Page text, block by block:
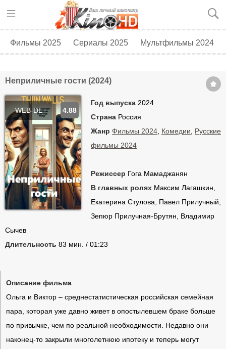
Фильмы 2025 Сериалы 2025 Мультфильмы 2024
Неприличные гости (2024)
WEB-DL
Год выпуска 2024
Страна Россия
Жанр Фильмы 2024 Комедии
Русские
фильмы 2024
Режиссер Гога Мамаджанян
В главных ролях Максим Лагашкин,
Екатерина Стулова, Павел Прилучный,
Зепюр Прилучная-Брутян, Владимир
Сычев
Длительность 83 мин. / 01:23
4.88
Описание фильма
Ольга и Виктор – среднестатистическая российская семейная
пара, которая уже давно живет в опостылевшем браке больше
по привычке, чем по реальной необходимости. Недавно они
наконец-то закрыли многолетнюю ипотеку и теперь могут